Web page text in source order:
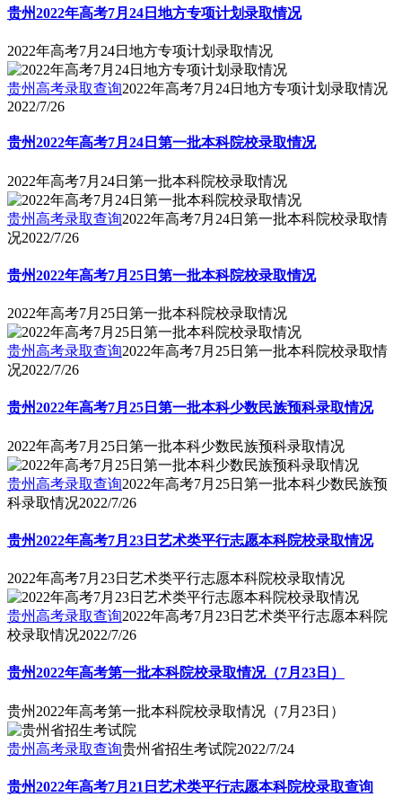
贵州2022年高考7月24日地方专项计划录取情况
2022年高考7月24日地方专项计划录取情况
贵州高考录取查询2022年高考7月24日地方专项计划录取情况
2022/7/26
贵州2022年高考7月24日第一批本科院校录取情况
2022年高考7月24日第一批本科院校录取情况
贵州高考录取查询2022年高考7月24日第一批本科院校录取情
况2022/7/26
贵州2022年高考7月25日第一批本科院校录取情况
2022年高考7月25日第一批本科院校录取情况
贵州高考录取查询2022年高考7月25日第一批本科院校录取情
况2022/7/26
贵州2022年高考7月25日第一批本科少数民族预科录取情况
2022年高考7月25日第一批本科少数民族预科录取情况
贵州高考录取查询2022年高考7月25日第一批本科少数民族预
科录取情况2022/7/26
贵州2022年高考7月23日艺术类平行志愿本科院校录取情况
2022年高考7月23日艺术类平行志愿本科院校录取情况
贵州高考录取查询2022年高考7月23日艺术类平行志愿本科院
校录取情况2022/7/26
贵州2022年高考第一批本科院校录取情况（7月23日）
贵州2022年高考第一批本科院校录取情况（7月23日）
贵州高考录取查询贵州省招生考试院2022/7/24
贵州2022年高考7月21日艺术类平行志愿本科院校录取查询